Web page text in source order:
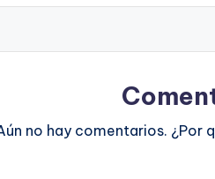
no hay comentarios. ¿Por